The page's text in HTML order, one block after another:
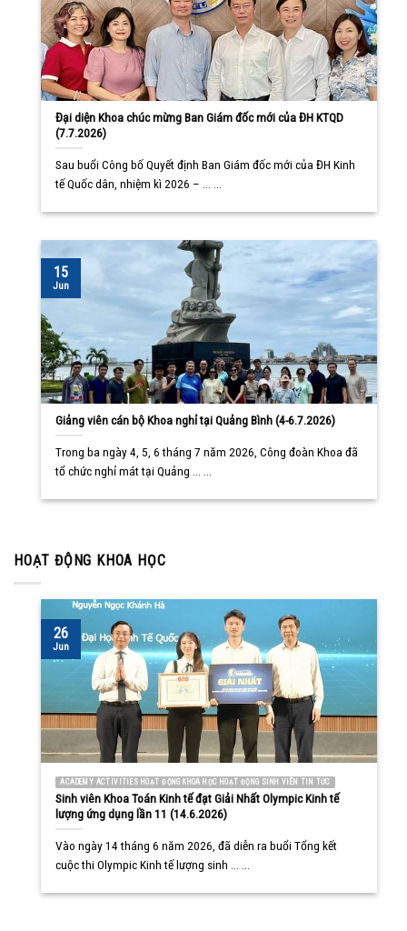
Đại diện Khoa chúc mừng Ban Giám đốc mới của ĐH KTQD
(7.7.2026)
Sau buổi Công bố Quyết định Ban Giám đốc mới của ĐH Kinh
tế Quốc dân, nhiệm kì 2026 – ... ...
Giảng viên cán bộ Khoa nghỉ tại Quảng Bình (4-6.7.2026)
Trong ba ngày 4, 5, 6 tháng 7 năm 2026, Công đoàn Khoa đã
tổ chức nghỉ mát tại Quảng ... ...
15
Jun
HOẠT ĐỘNG KHOA HỌC
ACADEMY ACTIVITIES HOẠT ĐỘNG KHOA HỌC HOẠT ĐỘNG SINH VIÊN TIN TỨC
Sinh viên Khoa Toán Kinh tế đạt Giải Nhất Olympic Kinh tế
lượng ứng dụng lần 11 (14.6.2026)
Vào ngày 14 tháng 6 năm 2026, đã diễn ra buổi Tổng kết
cuộc thi Olympic Kinh tế lượng sinh ... ...
26
Jun